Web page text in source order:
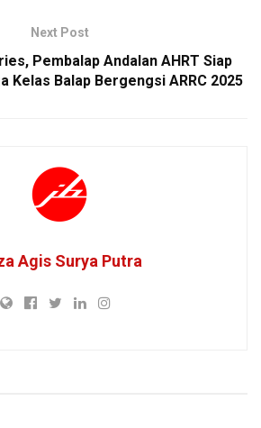
Next Post
Pembalap Andalan AHRT Siap
Kelas Balap Bergengsi ARRC 2025
Agis Surya Putra